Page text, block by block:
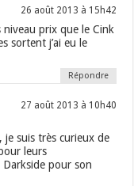
26 août 2013 à 15h42
niveau prix que le Cink
sortent j’ai eu le
Répondre
27 août 2013 à 10h40
je suis très curieux de
leurs
pour son